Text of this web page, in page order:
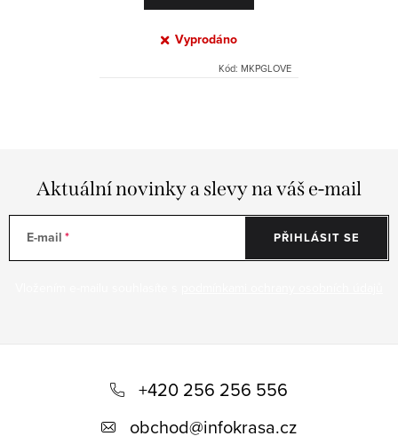
Vyprodáno
Kód: MKPGLOVE
d
c
Aktuální novinky a slevy na váš e-mail
E-mail PŘIHLÁSIT SE
+420 256 256 556
obchod@infokrasa.cz